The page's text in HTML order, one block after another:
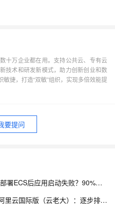
十万企业都在用。支持公共云、专有云
技术和研发新模式，助力创新创业和数
捷，打造“双敏”组织，实现多倍效能提
要提问
阿里云国际版（云老大）：云效部署ECS后应用启动失败？90%的坑都在这3步排查里，别再盲目重启了！
云效流水线构建卡在Pending？阿里云国际版（云老大）：逐步排查构建集群、并发与缓存